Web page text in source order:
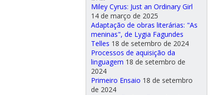
Miley Cyrus: Just an Ordinary Girl
14 de março de 2025
Adaptação de obras literárias: "As
meninas", de Lygia Fagundes
Telles 18 de setembro de 2024
Processos de aquisição da
linguagem 18 de setembro de
2024
Primeiro Ensaio 18 de setembro
de 2024